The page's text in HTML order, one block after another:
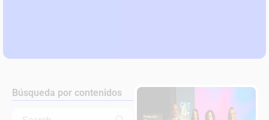
Búsqueda por contenidos